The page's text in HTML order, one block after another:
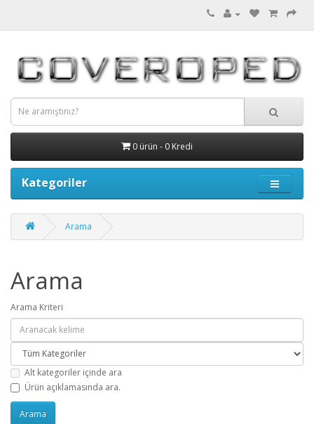
0 ürün - 0 Kredi
Kategoriler
Arama
Arama
Arama Kriteri
Alt kategoriler içinde ara
Ürün açıklamasında ara.